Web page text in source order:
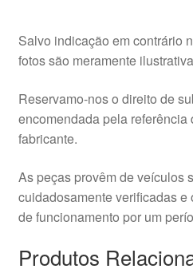
Salvo indicação em contrário
fotos são meramente
Reservamo-nos o direito de
encomendada pela referência
fabricante.
As peças provêm de veículos
cuidadosamente verificadas e
de funcionamento por um
Produtos